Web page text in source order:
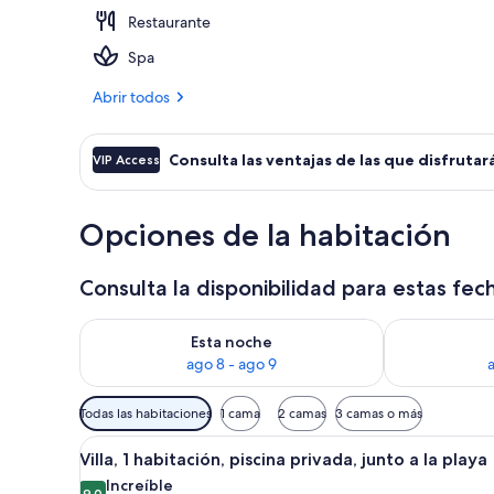
Restaurante
Spa
Abrir todos
VIP Access Consulta las ventajas de las que
Opciones de la habitación
Consulta la disponibilidad para estas
Esta noche
ago 8 - ago 9
Consulta la disponibilidad para esta noche, ago 8 -
Consulta la
Filtros
disponibles
para
las
Todas las habitaciones 1 cama 2 camas 3 camas o más
Abrir
todas
Un dormitorio amplio con una
7
Villa, 1 habitación, piscina privada, junto a la playa
Increíble